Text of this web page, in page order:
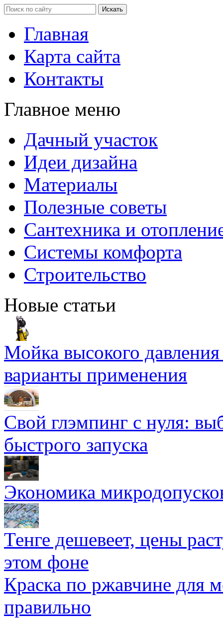
Главная
Карта сайта
Контакты
Главное меню
Дачный участок
Идеи дизайна
Материалы
Полезные советы
Сантехника и
Системы комфорта
Строительство
Новые статьи
Мойка высокого
варианты применения
Свой глэмпинг с нуля:
быстрого запуска
Экономика
Тенге дешевеет, цены
этом фоне
Краска по ржавчине для
правильно